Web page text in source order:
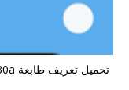
تحميل تعريف طابعة HP Laser MFP 130a